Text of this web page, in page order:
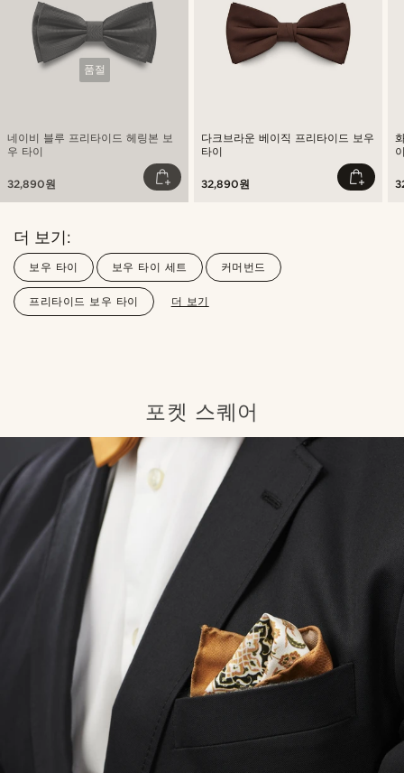
품절
네이비 블루 프리타이드 헤링본 보
우 타이
32,890원
다크브라운 베이직 프리타이드 보우
타이
32,890원
더 보기:
보우 타이 보우 타이 세트 커머번드
프리타이드 보우 타이 더 보기
포켓 스퀘어